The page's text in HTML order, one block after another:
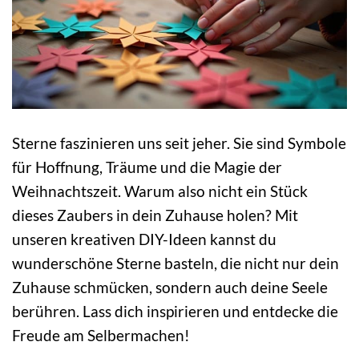
Sterne faszinieren uns seit jeher. Sie sind Symbole
für Hoffnung, Träume und die Magie der
Weihnachtszeit. Warum also nicht ein Stück
dieses Zaubers in dein Zuhause holen? Mit
unseren kreativen DIY-Ideen kannst du
wunderschöne Sterne basteln, die nicht nur dein
Zuhause schmücken, sondern auch deine Seele
berühren. Lass dich inspirieren und entdecke die
Freude am Selbermachen!